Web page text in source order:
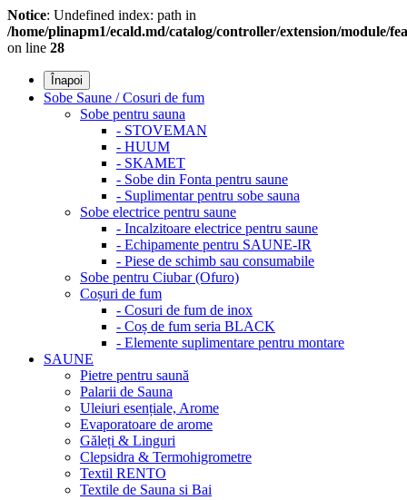
Notice: Undefined index: path in
/home/plinapm1/ecald.md/catalog/controller/extension/module/
on line 28
Înapoi
Sobe Saune / Cosuri de fum
Sobe pentru sauna
- STOVEMAN
- HUUM
- SKAMET
- Sobe din Fonta pentru saune
- Suplimentar pentru sobe sauna
Sobe electrice pentru saune
- Incalzitoare electrice pentru saune
- Echipamente pentru SAUNE-IR
- Piese de schimb sau consumabile
Sobe pentru Ciubar (Ofuro)
Coșuri de fum
- Cosuri de fum de inox
- Coș de fum seria BLACK
- Elemente suplimentare pentru montare
SAUNE
Pietre pentru saună
Palarii de Sauna
Uleiuri esențiale, Arome
Evaporatoare de arome
Găleți & Linguri
Clepsidra & Termohigrometre
Textil RENTO
Textile de Sauna si Bai